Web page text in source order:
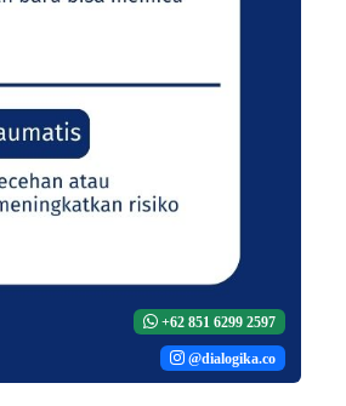
+62 851 6299 2597
@dialogika.co